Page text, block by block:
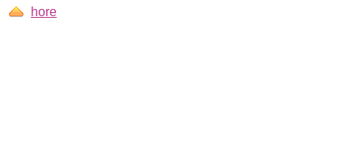
hore